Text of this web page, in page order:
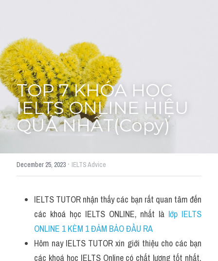
Khác
Từ vựng theo topic
Từ vựng theo Topic
Vocabulary - Grammar
Grammar
Part 2
Noun
Verb
Du học Hà Lan
Du học Cấp Ba
HỌC THỬ →
TOP 7 KHÓA HỌC
IELTS ONLINE HIỆU
QUẢ NHẤT(Copy)
December 25, 2023 · IELTS Advice
IELTS TUTOR nhận thấy các bạn rất quan tâm đến
các khoá học IELTS ONLINE, nhất là lớp IELTS
ONLINE 1 KÈM 1 ĐẢM BẢO ĐẦU RA
Hôm nay IELTS TUTOR xin giới thiệu cho các bạn
các khoá học IELTS Online có chất lượng tốt nhất,